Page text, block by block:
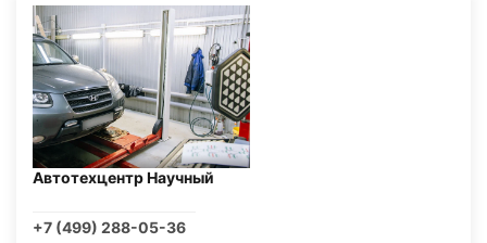
Автотехцентр Научный
+7 (499) 288-05-36